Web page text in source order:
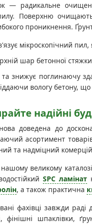
— радикальне
Поверхню
проникнення.
мікроскопічний
шар бетонної
та знижує поглинаючу
вологу бетону,
надійні
доведена до
асортимент
та надміцний
великому
SPC ламінат
, а також практична
фахівці завжди
фінішні шпаклівки,